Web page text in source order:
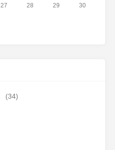
27 28 29
30
(34)